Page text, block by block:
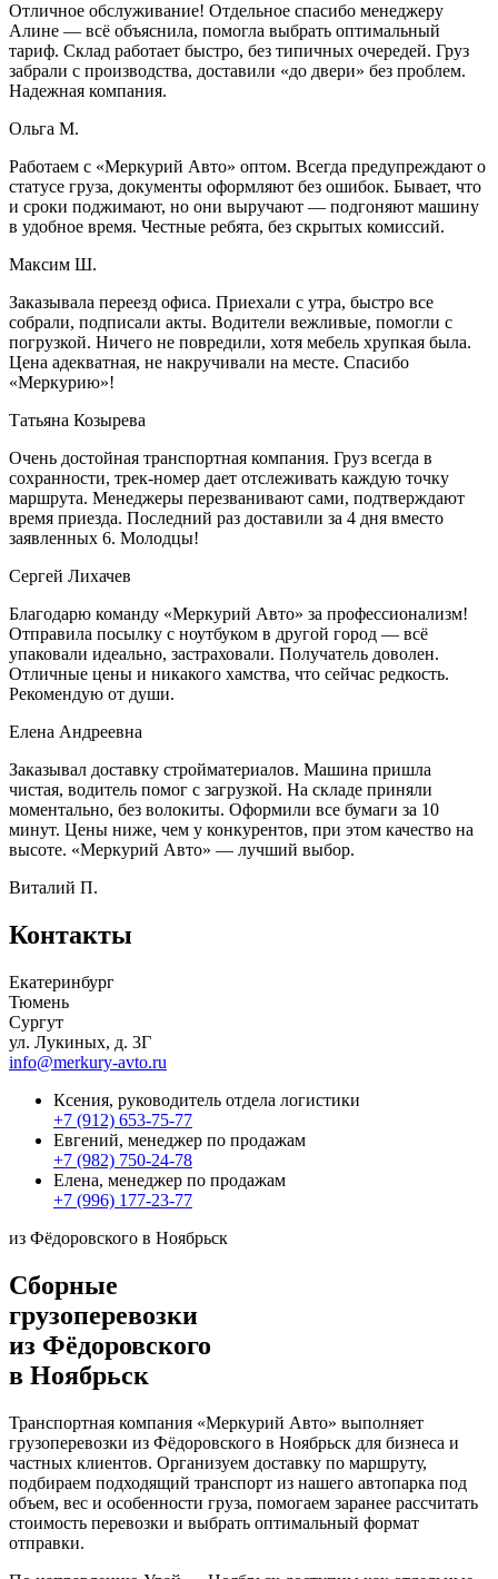
Отличное обслуживание! Отдельное спасибо менеджеру
Алине — всё объяснила, помогла выбрать оптимальный
тариф. Склад работает быстро, без типичных очередей. Груз
забрали с производства, доставили «до двери» без проблем.
Надежная компания.
Ольга М.
Работаем с «Меркурий Авто» оптом. Всегда предупреждают о
статусе груза, документы оформляют без ошибок. Бывает, что
и сроки поджимают, но они выручают — подгоняют машину
в удобное время. Честные ребята, без скрытых комиссий.
Максим Ш.
Заказывала переезд офиса. Приехали с утра, быстро все
собрали, подписали акты. Водители вежливые, помогли с
погрузкой. Ничего не повредили, хотя мебель хрупкая была.
Цена адекватная, не накручивали на месте. Спасибо
«Меркурию»!
Татьяна Козырева
Очень достойная транспортная компания. Груз всегда в
сохранности, трек-номер дает отслеживать каждую точку
маршрута. Менеджеры перезванивают сами, подтверждают
время приезда. Последний раз доставили за 4 дня вместо
заявленных 6. Молодцы!
Сергей Лихачев
Благодарю команду «Меркурий Авто» за профессионализм!
Отправила посылку с ноутбуком в другой город — всё
упаковали идеально, застраховали. Получатель доволен.
Отличные цены и никакого хамства, что сейчас редкость.
Рекомендую от души.
Елена Андреевна
Заказывал доставку стройматериалов. Машина пришла
чистая, водитель помог с загрузкой. На складе приняли
моментально, без волокиты. Оформили все бумаги за 10
минут. Цены ниже, чем у конкурентов, при этом качество на
высоте. «Меркурий Авто» — лучший выбор.
Виталий П.
Контакты
Екатеринбург
Тюмень
Сургут
ул. Лукиных, д. 3Г
info@merkury-avto.ru
Ксения, руководитель отдела логистики
+7 (912) 653-75-77
Евгений, менеджер по продажам
+7 (982) 750-24-78
Елена, менеджер по продажам
+7 (996) 177-23-77
из Фёдоровского в Ноябрьск
Сборные
грузоперевозки
из Фёдоровского
в Ноябрьск
Транспортная компания «Меркурий Авто» выполняет
грузоперевозки из Фёдоровского в Ноябрьск для бизнеса и
частных клиентов. Организуем доставку по маршруту,
подбираем подходящий транспорт из нашего автопарка под
объем, вес и особенности груза, помогаем заранее рассчитать
стоимость перевозки и выбрать оптимальный формат
отправки.